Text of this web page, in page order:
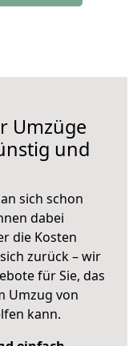
Umzüge
und
sich schon
dabei
die Kosten
zurück – wir
für Sie, das
Umzug von
kann.